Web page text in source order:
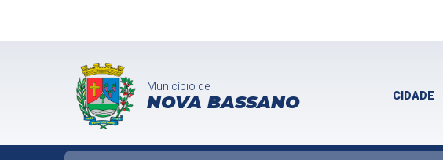
Município de
NOVA BASSANO CIDADE